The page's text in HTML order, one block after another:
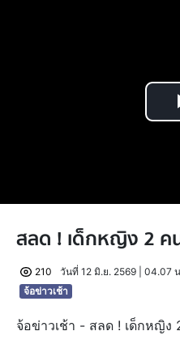
สลด ! เด็กหญิง 2 ค
210
วันที่ 12 มิ.ย. 2569 | 04.07
จ้อข่าวเช้า
จ้อข่าวเช้า - สลด ! เด็กหญิง